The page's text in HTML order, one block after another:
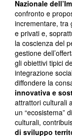
Nazionale
confronto e
incrementare, tra
e privati e,
la coscienza del
gestione
gli obiettivi tipici
integrazione
diffondere la
innovativa e
attrattori culturali
un “ecosistema”
culturali,
di sviluppo